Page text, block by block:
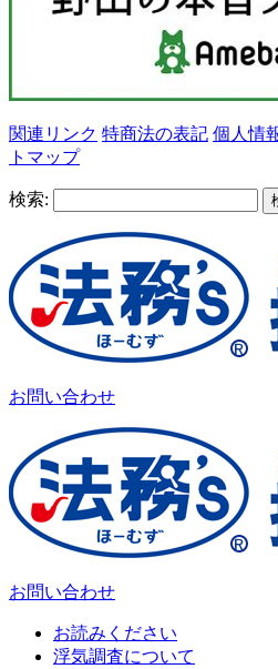
関連リンク 特商法の表記 個人情
トマップ
検索:
お問い合わせ
お問い合わせ
お読みください
浮気調査について